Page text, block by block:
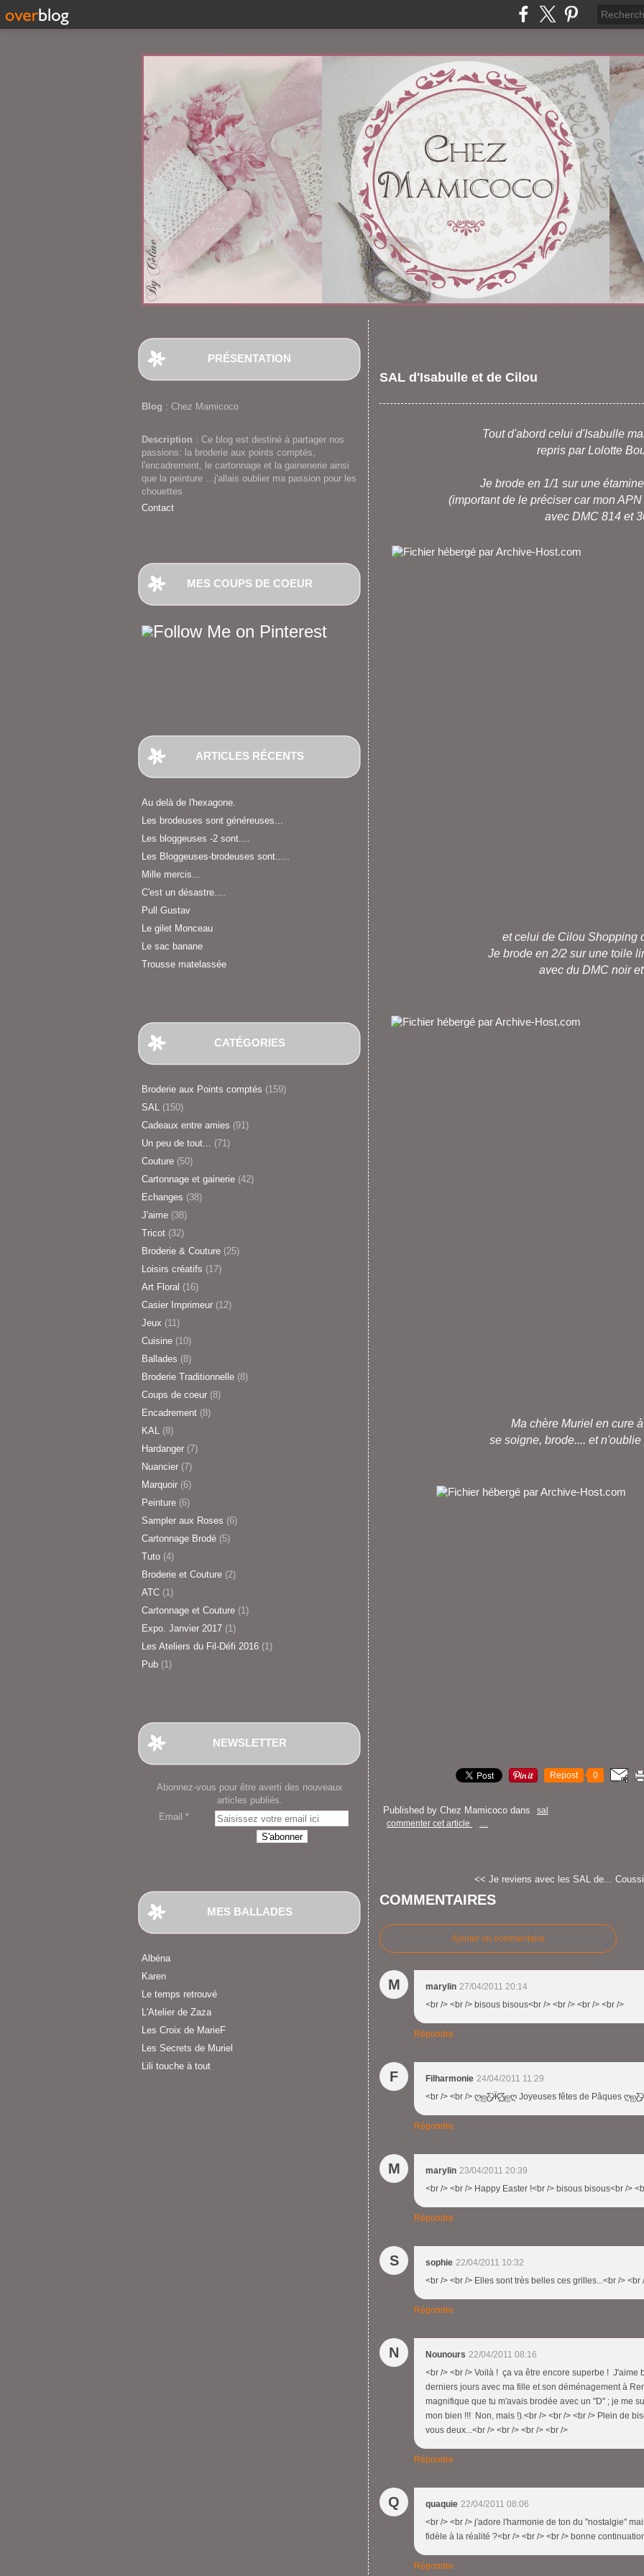
PRÉSENTATION
Blog : Chez Mamicoco
Description : Ce blog est destiné à partager nos
passions: la broderie aux points comptés,
l'encadrement, le cartonnage et la gainenerie ainsi
que la peinture ...j'allais oublier ma passion pour les
chouettes
Contact
MES COUPS DE COEUR
ARTICLES RÉCENTS
Au delà de l'hexagone.
Les brodeuses sont généreuses...
Les bloggeuses -2 sont....
Les Bloggeuses-brodeuses sont.....
Mille mercis...
C'est un désastre....
Pull Gustav
Le gilet Monceau
Le sac banane
Trousse matelassée
CATÉGORIES
Broderie aux Points comptés (159)
SAL (150)
Cadeaux entre amies (91)
Un peu de tout... (71)
Couture (50)
Cartonnage et gainerie (42)
Echanges (38)
J'aime (38)
Tricot (32)
Broderie & Couture (25)
Loisirs créatifs (17)
Art Floral (16)
Casier Imprimeur (12)
Jeux (11)
Cuisine (10)
Ballades (8)
Broderie Traditionnelle (8)
Coups de coeur (8)
Encadrement (8)
KAL (8)
Hardanger (7)
Nuancier (7)
Marquoir (6)
Peinture (6)
Sampler aux Roses (6)
Cartonnage Brodé (5)
Tuto (4)
Broderie et Couture (2)
ATC (1)
Cartonnage et Couture (1)
Expo. Janvier 2017 (1)
Les Ateliers du Fil-Défi 2016 (1)
Pub (1)
NEWSLETTER
Abonnez-vous pour être averti des nouveaux
articles publiés.
Email
MES BALLADES
Albéna
Karen
Le temps retrouvé
L'Atelier de Zaza
Les Croix de MarieF
Les Secrets de Muriel
Lili touche à tout
SAL d'Isabulle et de Cilou
Tout d'abord celui d'Isabulle
repris parLolotte
Je brode en 1/1 sur une
(important de le préciser car mon
avec DMC 814 et
et celui de Cilou Shopping
Je brode en 2/2 sur une toile
avec du DMC noir
Ma chère Muriel en cure
se soigne, brode.... et
Repost 0
Published by Chez Mamicoco dans
sal
commenter cet article
…
<< Je reviens avec les SAL de...
COMMENTAIRES
Ajouter un commentaire
M marylin 27/04/2011 20:14
<br /> <br /> bisous bisous<br /> <br /> <br /> <br />
Répondre
F Filharmonie 24/04/2011 11:29
<br /> <br /> ღஐƸ̵̡Ӝ̵̨̄Ʒஐღ Joyeuses fêtes de Pâques
Répondre
M marylin 23/04/2011 20:39
<br /> <br /> Happy Easter !<br /> bisous bisous<br />
Répondre
S sophie 22/04/2011 10:32
<br /> <br /> Elles sont très belles ces grilles...<br /> <br
Répondre
N Nounours 22/04/2011 08:16
<br /> <br /> Voilà ! ça va être encore superbe ! J'aime
derniers jours avec ma fille et son déménagement à
magnifique que tu m'avais brodée avec un "D" ; je me
mon bien !!! Non, mais !).<br /> <br /> <br /> Plein de
vous deux...<br /> <br /> <br /> <br />
Répondre
Q quaquie 22/04/2011 08:06
<br /> <br /> j'adore l'harmonie de ton du "nostalgie"
fidèle à la réalité ?<br /> <br /> <br /> bonne
Répondre